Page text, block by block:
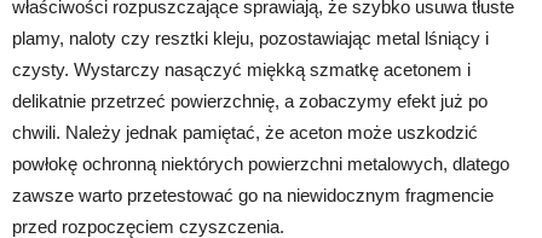
właściwości rozpuszczające sprawiają, że szybko usuwa tłuste
plamy, naloty czy resztki kleju, pozostawiając metal lśniący i
czysty. Wystarczy nasączyć miękką szmatkę acetonem i
delikatnie przetrzeć powierzchnię, a zobaczymy efekt już po
chwili. Należy jednak pamiętać, że aceton może uszkodzić
powłokę ochronną niektórych powierzchni metalowych, dlatego
zawsze warto przetestować go na niewidocznym fragmencie
przed rozpoczęciem czyszczenia.